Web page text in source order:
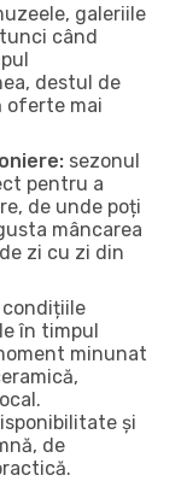
galeriile
când
destul de
oferte mai
sezonul
pentru a
de unde poți
mâncarea
zi cu zi din
condițiile
în timpul
minunat
și
de